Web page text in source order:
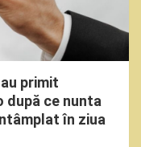
primit
după ce nunta
în ziua